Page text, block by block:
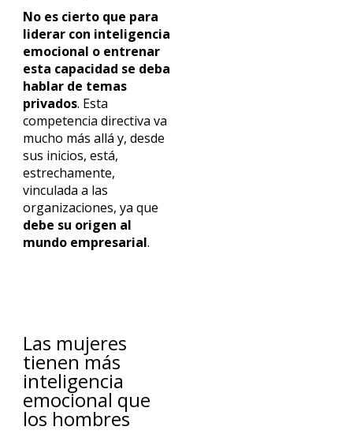
No es cierto que para
liderar con inteligencia
emocional o entrenar
esta capacidad se deba
hablar de temas
privados. Esta
competencia directiva va
mucho más allá y, desde
sus inicios, está,
estrechamente,
vinculada a las
organizaciones, ya que
debe su origen al
mundo empresarial.
Las mujeres
tienen más
inteligencia
emocional que
los hombres